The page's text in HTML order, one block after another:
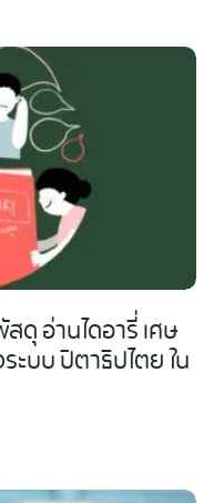
ดุ อ่านไดอารี่ เศษ
บบ ปิตาธิปไตย ใน